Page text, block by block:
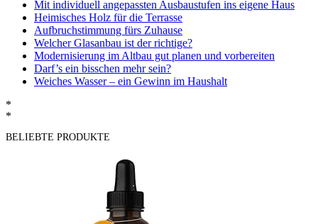
Mit individuell angepassten Ausbaustufen ins eigene Haus
Heimisches Holz für die Terrasse
Aufbruchstimmung fürs Zuhause
Welcher Glasanbau ist der richtige?
Modernisierung im Altbau gut planen und vorbereiten
Darf’s ein bisschen mehr sein?
Weiches Wasser – ein Gewinn im Haushalt
*
*
BELIEBTE PRODUKTE